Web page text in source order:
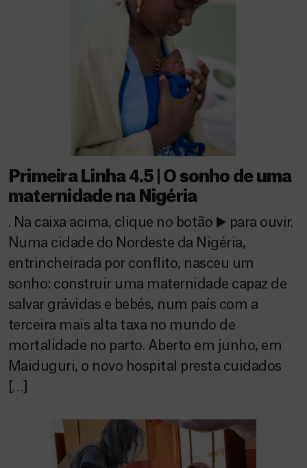
Primeira Linha 4.5 | O sonho de uma
maternidade na Nigéria
. Na caixa acima, clique no botão ▶️ para ouvir.
Numa cidade do Nordeste da Nigéria,
entrincheirada por conflito, nasceu um
sonho: construir uma maternidade capaz de
salvar grávidas e bebés, num país com a
terceira mais alta taxa no mundo de
mortalidade no parto. Aberto em junho, em
Maiduguri, o novo hospital presta cuidados
[…]